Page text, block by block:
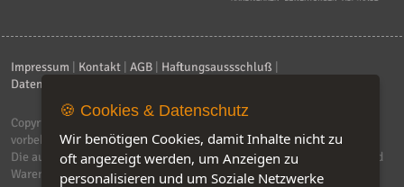
Impressum Kontakt AGB Haftungsaussschluß
Datenschutzerklärung
Copyright © 2026
vorbehalten.
Die auf dieser Seite verwendeten Produktbezeichnungen, Namen und
Warenzeichen sind Eigentum der jeweiligen Firmen. Unser Portal
🍪 Cookies & Datenschutz
Wir benötigen Cookies, damit Inhalte nicht zu
oft angezeigt werden, um Anzeigen zu
personalisieren und um Soziale Netzwerke